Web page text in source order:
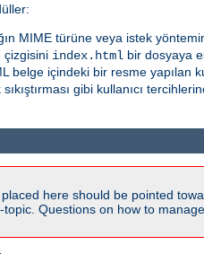
MIME türüne veya istek
çizgisini index.html bir dosyaya
belge içindeki bir resme yapılan
gibi kullanıcı
here should be pointed
Questions on how to